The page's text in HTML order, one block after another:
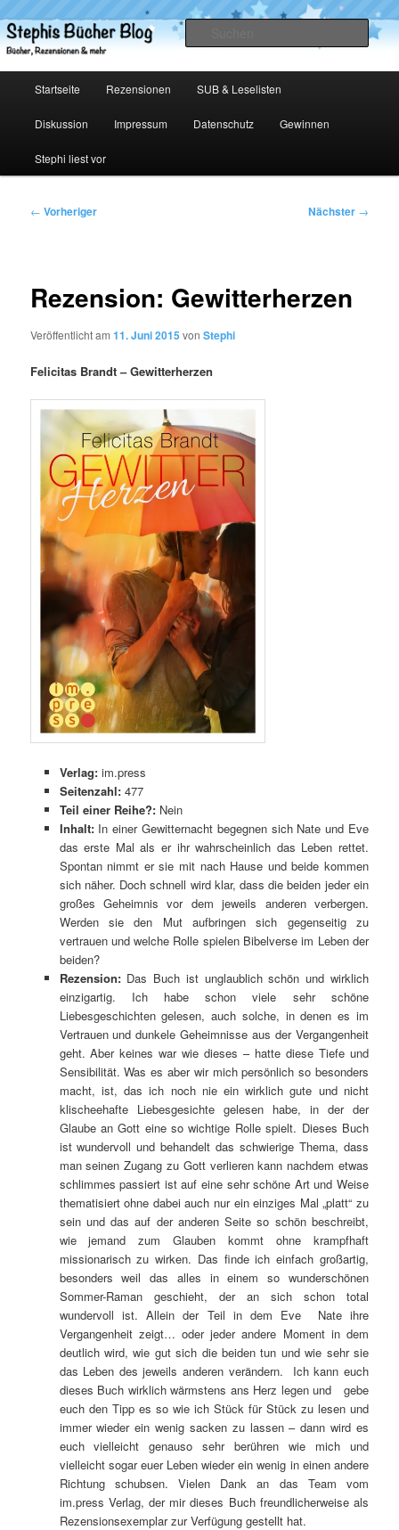
primären
Inhalt
Stephis Bücher Blog
Startseite Rezensionen SUB & Leselisten
Diskussion Impressum Datenschutz Gewinnen
Stephi liest vor
Beitragsnavigation
← Vorheriger Nächster →
Rezension: Gewitterherzen
Veröffentlicht am11. Juni 2015 vonStephi
Felicitas Brandt – Gewitterherzen
Verlag: im.press
Seitenzahl: 477
Teil einer Reihe?: Nein
Inhalt: In einer Gewitternacht begegnen sich Nate und Eve
das erste Mal als er ihr wahrscheinlich das Leben rettet.
Spontan nimmt er sie mit nach Hause und beide kommen
sich näher. Doch schnell wird klar, dass die beiden jeder ein
großes Geheimnis vor dem jeweils anderen verbergen.
Werden sie den Mut aufbringen sich gegenseitig zu
vertrauen und welche Rolle spielen Bibelverse im Leben der
beiden?
Rezension: Das Buch ist unglaublich schön und wirklich
einzigartig. Ich habe schon viele sehr schöne
Liebesgeschichten gelesen, auch solche, in denen es im
Vertrauen und dunkele Geheimnisse aus der Vergangenheit
geht. Aber keines war wie dieses – hatte diese Tiefe und
Sensibilität. Was es aber wir mich persönlich so besonders
macht, ist, das ich noch nie ein wirklich gute und nicht
klischeehafte Liebesgesichte gelesen habe, in der der
Glaube an Gott eine so wichtige Rolle spielt. Dieses Buch
ist wundervoll und behandelt das schwierige Thema, dass
man seinen Zugang zu Gott verlieren kann nachdem etwas
schlimmes passiert ist auf eine sehr schöne Art und Weise
thematisiert ohne dabei auch nur ein einziges Mal „platt“ zu
sein und das auf der anderen Seite so schön beschreibt,
wie jemand zum Glauben kommt ohne krampfhaft
missionarisch zu wirken. Das finde ich einfach großartig,
besonders weil das alles in einem so wunderschönen
Sommer-Raman geschieht, der an sich schon total
wundervoll ist. Allein der Teil in dem Eve Nate ihre
Vergangenheit zeigt… oder jeder andere Moment in dem
deutlich wird, wie gut sich die beiden tun und wie sehr sie
das Leben des jeweils anderen verändern. Ich kann euch
dieses Buch wirklich wärmstens ans Herz legen und gebe
euch den Tipp es so wie ich Stück für Stück zu lesen und
immer wieder ein wenig sacken zu lassen – dann wird es
euch vielleicht genauso sehr berühren wie mich und
vielleicht sogar euer Leben wieder ein wenig in einen andere
Richtung schubsen. Vielen Dank an das Team vom
im.press Verlag, der mir dieses Buch freundlicherweise als
Rezensionsexemplar zur Verfügung gestellt hat.